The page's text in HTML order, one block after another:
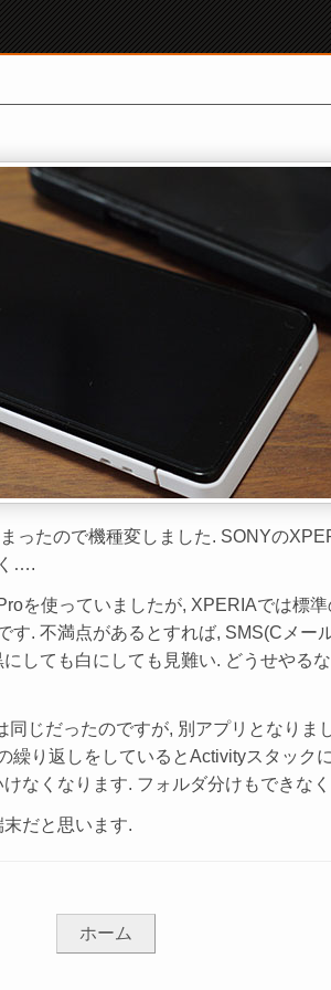
ったので機種変しました. SONYの
….
を使っていましたが, XPERIAでは標
す. 不満点があるとすれば, SMS(Cメー
しても白にしても見難い. どうせやる
じだったのですが, 別アプリとなりま
繰り返しをしているとActivityスタック
なくなります. フォルダ分けもできな
だと思います.
ホーム